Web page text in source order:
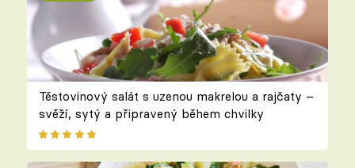
Těstovinový salát s uzenou makrelou a rajčaty –
svěží, sytý a připravený během chvilky